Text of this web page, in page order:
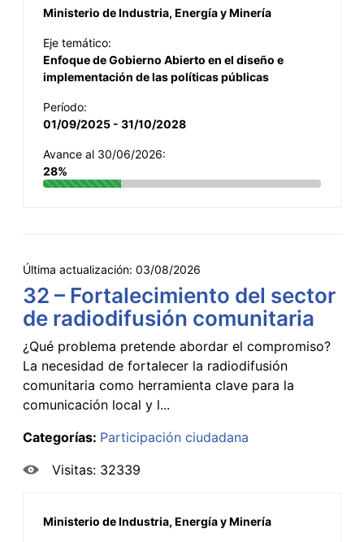
Ministerio de Industria, Energía y Minería
Eje temático:
Enfoque de Gobierno Abierto en el diseño e
implementación de las políticas públicas
Período:
01/09/2025 - 31/10/2028
Avance al 30/06/2026:
28%
Última actualización: 03/08/2026
32 – Fortalecimiento del sector
de radiodifusión comunitaria
¿Qué problema pretende abordar el compromiso?
La necesidad de fortalecer la radiodifusión
comunitaria como herramienta clave para la
comunicación local y l...
Categorías: Participación ciudadana
Visitas: 32339
Ministerio de Industria, Energía y Minería